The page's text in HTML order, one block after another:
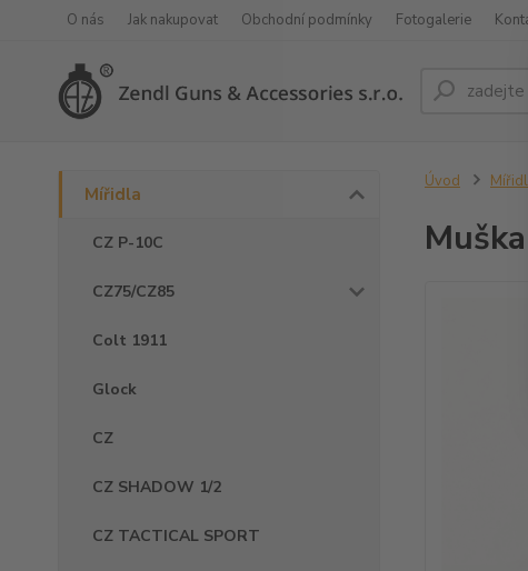
O nás Jak nakupovat Obchodní podmínky Fotogalerie
Mířidla
CZ P-10C
CZ75/CZ85
Colt 1911
Glock
CZ
CZ SHADOW 1/2
CZ TACTICAL SPORT
Úvod